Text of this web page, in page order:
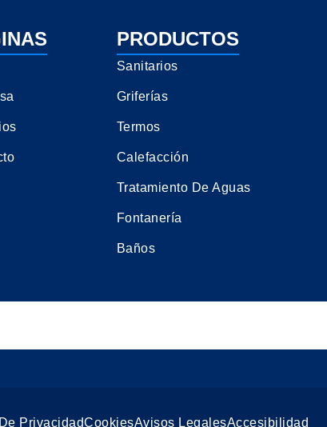
PRODUCTOS
Sanitarios
Griferías
Termos
Calefacción
Tratamiento De Aguas
Fontanería
Baños
PrivacidadCookiesAvisos LegalesAccesibilidad